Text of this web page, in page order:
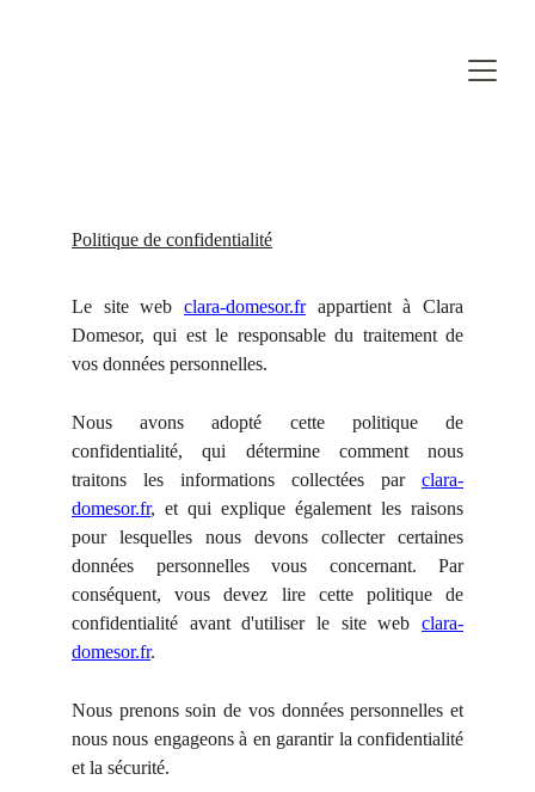
Politique de confidentialité
Le site web clara-domesor.frappartient à Clara
Domesor, qui est le responsable du traitement de
vos données personnelles.
Nous avons adopté cette politique de
confidentialité, qui détermine comment nous
traitons les informations collectées par clara-
domesor.fr, et qui explique également les raisons
pour lesquelles nous devons collecter certaines
données personnelles vous concernant. Par
conséquent, vous devez lire cette politique de
confidentialité avant d'utiliser le site web clara-
domesor.fr.
Nous prenons soin de vos données personnelles et
nous nous engageons à en garantir la confidentialité
et la sécurité.